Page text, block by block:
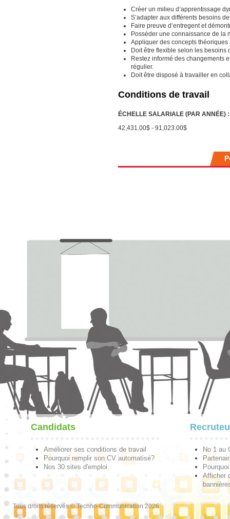
Créer un milieu d’apprentissage
S’adapter aux différents besoins
Faire preuve d’entregent et
Posséder une connaissance de la
Appliquer des concepts
Doit être flexible selon les besoins
Restez informé des changements
régulier.
Doit être disposé à travailler en
Conditions de travail
ÉCHELLE SALARIALE (PAR ANNÉE) :
42,431.00$ - 91,023.00$
Candidats
Améliorer ses conditions de travail
Pourquoi remplir son CV automatisé?
Nos 30 sites d'emploi
No 1 au
Afficher
Tous droits réservés © Techno-Communication 2026